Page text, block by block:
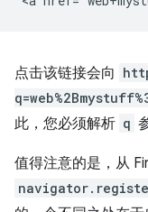
点击该链接会向
此，您必须解析 q
值得注意的是，从